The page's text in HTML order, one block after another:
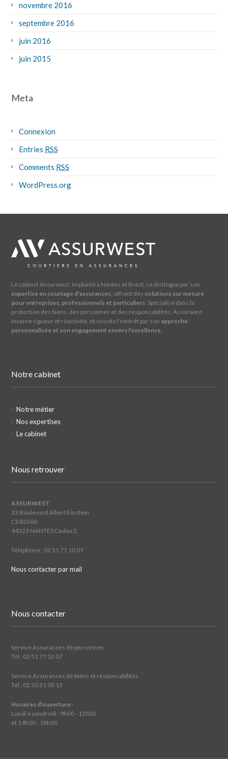
novembre 2016
septembre 2016
juin 2016
juin 2015
Meta
Connexion
Entries RSS
Comments RSS
WordPress.org
Le cabinet Assurwest, implanté à Nantes et Brest, se distingue par son
expertise en courtage d'assurances, offrant des solutions sur mesure
pour entreprises, professionnels et particuliers. Spécialisé dans la
protection des biens, des personnes et des responsabilités, Assurwest
incarne rigueur et réactivité, et suscite l'intérêt par sonapproche
personnalisée et son engagement envers l'excellence.
Notre cabinet
Notre métier
Nos expertises
Le cabinet
Nous retrouver
ASSURWEST
23 Boulevard Albert Einstein
CS 82368
44323 NANTES Cedex 3
Téléphone : 02 51 77 10 07
Nous contacter par mail
Nous contacter
Service Assurances de personnes
Tél : 02 51 77 10 07
Service Assurances de biens et responsabilités
Tél : 02 30 31 00 13
Horaires d’ouverture :
Lundi à vendredi : 9h00 - 12h00
et 14h00 - 18h00